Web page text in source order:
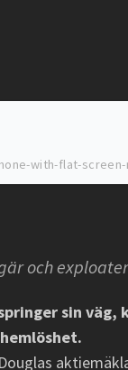
with-flat-screen-
och
sin